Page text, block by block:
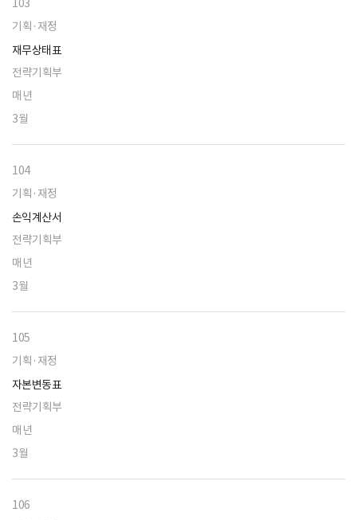
103
기획·재정
재무상태표
전략기획부
매년
3월
104
기획·재정
손익계산서
전략기획부
매년
3월
105
기획·재정
자본변동표
전략기획부
매년
3월
106